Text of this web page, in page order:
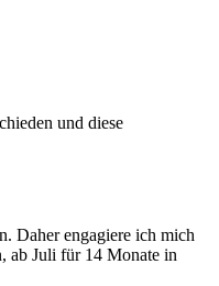
und diese
Daher engagiere ich mich
ab Juli für 14 Monate in